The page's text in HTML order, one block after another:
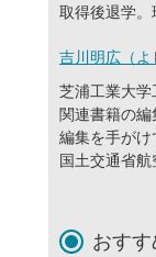
取得後退学。
吉川明広（よ
芝浦工業大
関連書籍の
編集を手が
国土交通省航
おす